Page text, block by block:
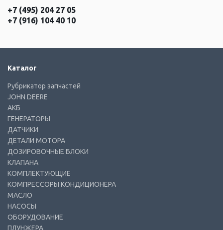
+7 (495) 204 27 05
+7 (916) 104 40 10
Каталог
Рубрикатор запчастей
JOHN DEERE
АКБ
ГЕНЕРАТОРЫ
ДАТЧИКИ
ДЕТАЛИ МОТОРА
ДОЗИРОВОЧНЫЕ БЛОКИ
КЛАПАНА
КОМПЛЕКТУЮЩИЕ
КОМПРЕССОРЫ КОНДИЦИОНЕРА
МАСЛО
НАСОСЫ
ОБОРУДОВАНИЕ
ПЛУНЖЕРА